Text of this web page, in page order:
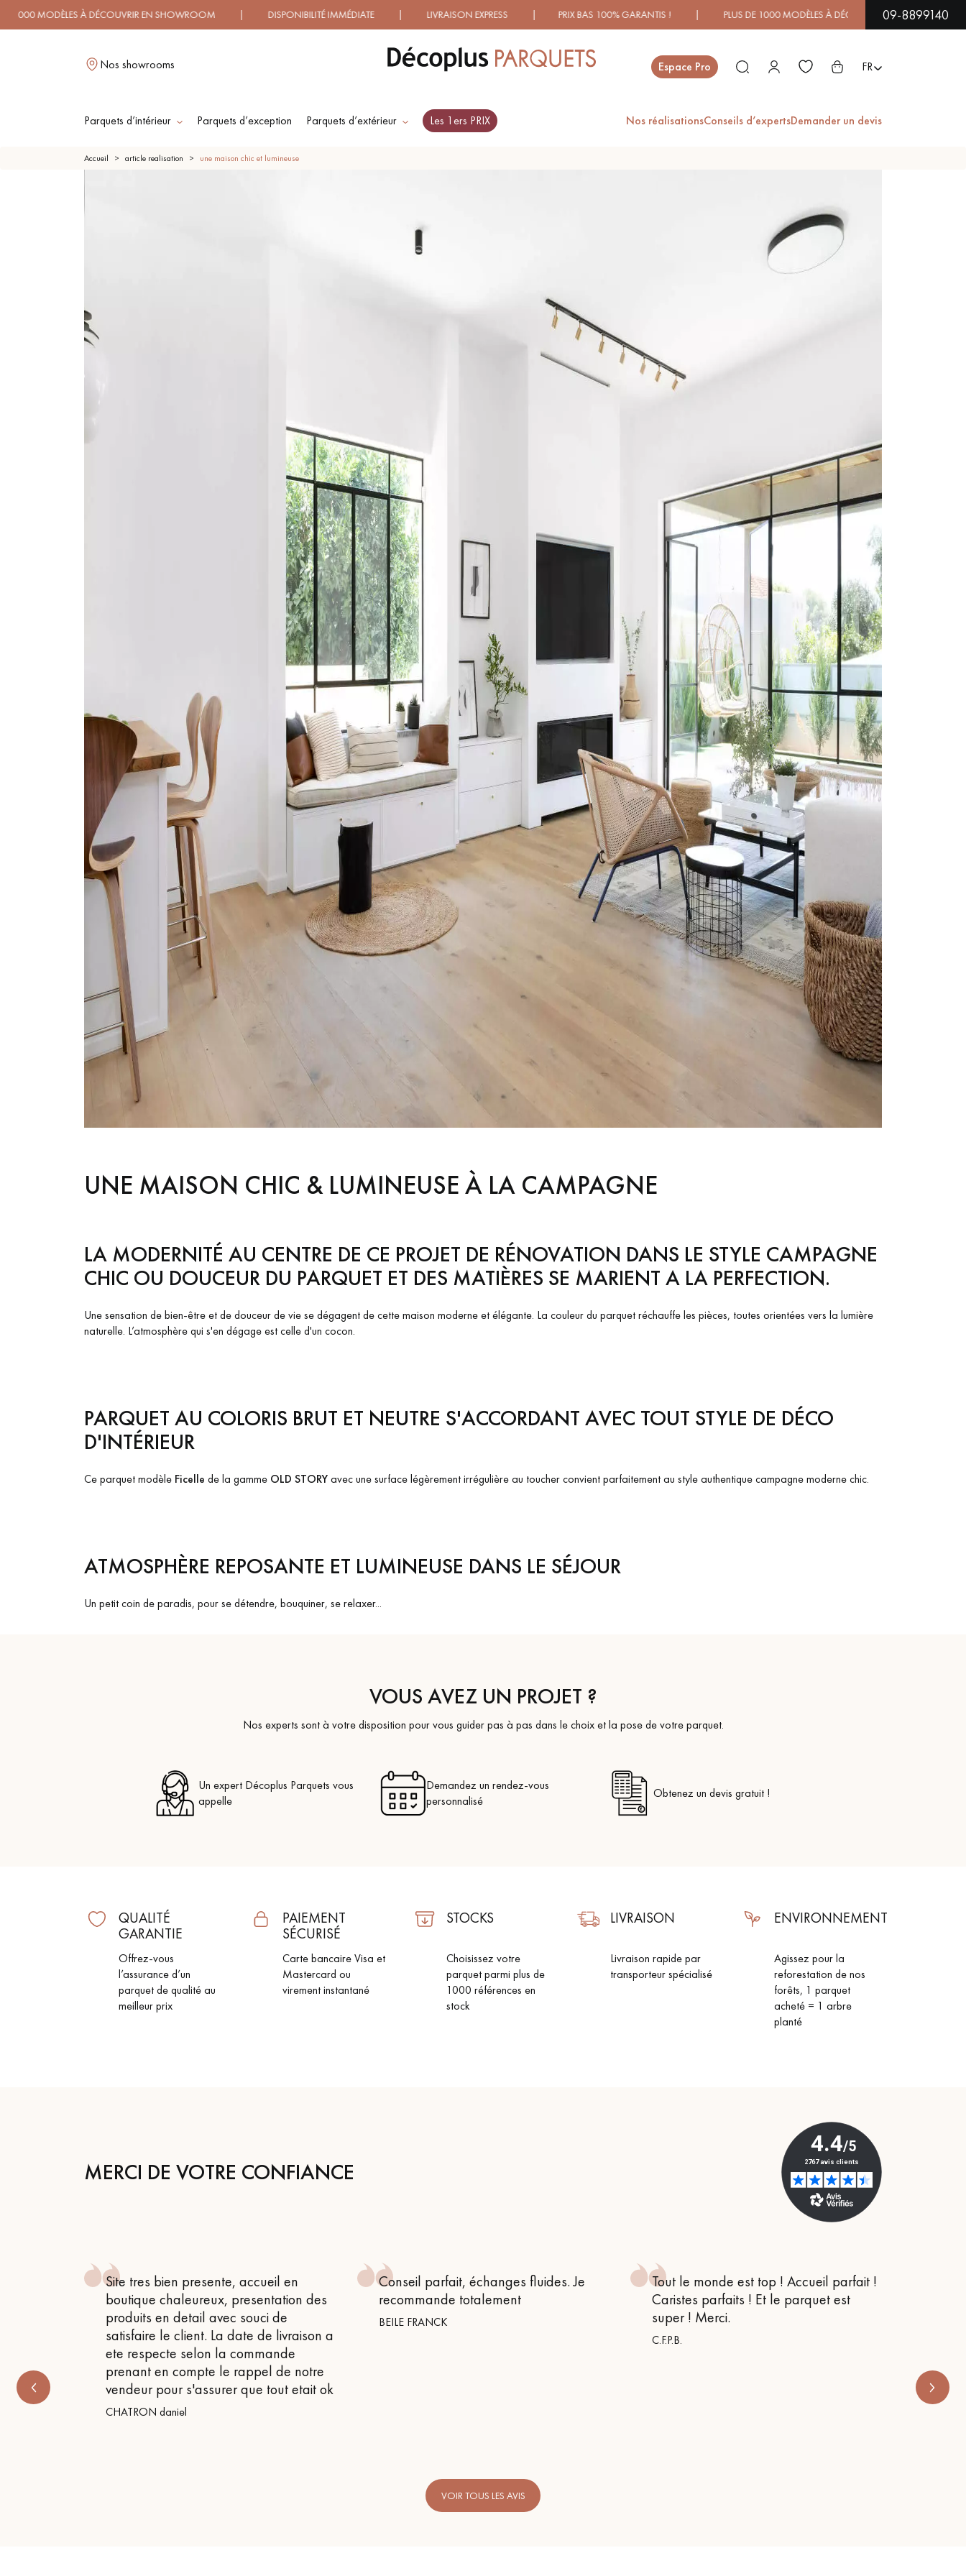
À DÉCOUVRIR EN SHOWROOM | DISPONIBILITÉ IMMÉDIATE | LIVRAISON EXPRESS | PRIX BAS 100% GARANTIS ! | PLUS DE 1000 MODÈLES À DÉCOUVRIR EN SHOWROOM |
09-8899140
Nos showrooms Espace Pro FR
Parquets d’intérieur Parquets d’exception Parquets d’extérieur Les 1ers PRIX Nos réalisationsConseils d’expertsDemander un devis
VERITABLES
PARQUET VERNIS
VOUS AVEZ UN PROJET ?
Nos experts sont à votre disposition pour vous guider pas à pas dans le choix et la pose de votre parquet.
Un expert Décoplus Parquets vous
Demandez un rendez-vous
personnalisé
Obtenez un devis gratuit !
Accueil article realisation une maison chic et lumineuse
UNE MAISON CHIC & LUMINEUSE À LA CAMPAGNE
LA MODERNITÉ AU CENTRE DE CE PROJET DE RÉNOVATION DANS LE STYLE CAMPAGNE
CHIC OU DOUCEUR DU PARQUET ET DES MATIÈRES SE MARIENT A LA PERFECTION.
Une sensation de bien-être et de douceur de vie se dégagent de cette maison moderne et élégante. La couleur du parquet réchauffe les pièces, toutes orientées vers la lumière
naturelle. L’atmosphère qui s'en dégage est celle d'un cocon.
PARQUET AU COLORIS BRUT ET NEUTRE S'ACCORDANT AVEC TOUT STYLE DE DÉCO
D'INTÉRIEUR
Ce parquet modèle Ficelle de la gamme OLD STORYavec une surface légèrement irrégulière au toucher convient parfaitement au style authentique campagne moderne chic.
ATMOSPHÈRE REPOSANTE ET LUMINEUSE DANS LE SÉJOUR
Un petit coin de paradis, pour se détendre, bouquiner, se relaxer...
VOUS AVEZ UN PROJET ?
Nos experts sont à votre disposition pour vous guider pas à pas dans le choix et la pose de votre parquet.
Un expert Décoplus Parquets vous
appelle
Demandez un rendez-vous
personnalisé
Obtenez un devis gratuit !
QUALITÉ
GARANTIE
Offrez-vous
l’assurance d’un
parquet de qualité au
meilleur prix
PAIEMENT
SÉCURISÉ
Carte bancaire Visa et
Mastercard ou
virement instantané
STOCKS
Choisissez votre
parquet parmi plus de
1000 références en
stock
LIVRAISON
Livraison rapide par
transporteur spécialisé
ENVIRONNEMENT
Agissez pour la
reforestation de nos
forêts, 1 parquet
acheté = 1 arbre
planté
MERCI DE VOTRE CONFIANCE
Site tres bien presente, accueil en
boutique chaleureux, presentation des
produits en detail avec souci de
satisfaire le client. La date de livraison a
ete respecte selon la commande
prenant en compte le rappel de notre
vendeur pour s'assurer que tout etait ok
CHATRON daniel
Conseil parfait, échanges fluides. Je
recommande totalement
BEILE FRANCK
Tout le monde est top ! Accueil parfait !
Caristes parfaits ! Et le parquet est
super ! Merci.
C.F.P.B.
VOIR TOUS LES AVIS